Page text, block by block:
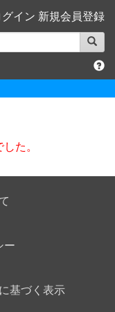
グイン 新規会員登録
た。
ー
基づく表示